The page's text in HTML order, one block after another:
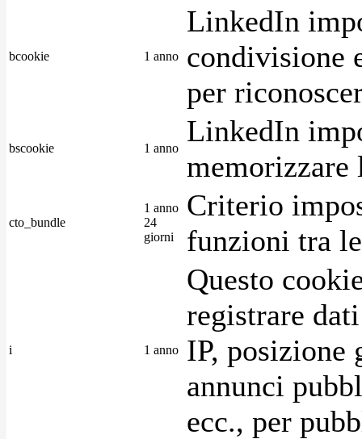
bcookie 1 anno
LinkedIn
condivisione
per
bscookie 1 anno
LinkedIn
memorizzare
cto_bundle
1 anno
24
giorni
Criterio
funzioni tra
i 1 anno
Questo
registrare
IP, posizione
annunci
ecc., per